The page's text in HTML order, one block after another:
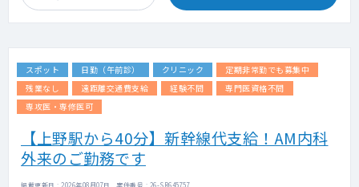
スポット 日勤（午前診） クリニック
定期非常勤でも募集中
残業なし
遠距離交通費支給 経験不問
専門医資格不問
専攻医・専修医可
【上野駅から40分】新幹線代支給！AM内科
外来のご勤務です
掲載更新日 : 2026年08月07日 案件番号 : 26-SR645757